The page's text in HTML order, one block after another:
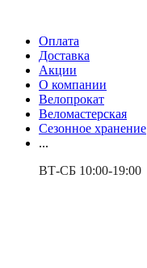
Оплата
Доставка
Акции
О компании
Велопрокат
Веломастерская
Сезонное хранение
...
ВТ-СБ 10:00-19:00